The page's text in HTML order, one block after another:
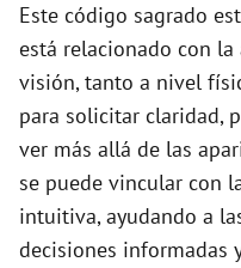
Este código sagrado
está relacionado con
visión, tanto a nivel
para solicitar claridad,
ver más allá de las
se puede vincular con
intuitiva, ayudando a
decisiones informadas